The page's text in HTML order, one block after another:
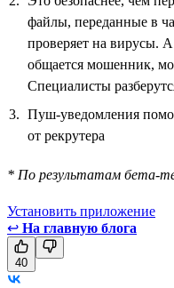
файлы, переданные в
проверяет на вирусы.
общается мошенник,
Специалисты
Пуш-уведомления
от рекрутера
* По результатам бета-
Установить приложение
↩ На главную блога
40